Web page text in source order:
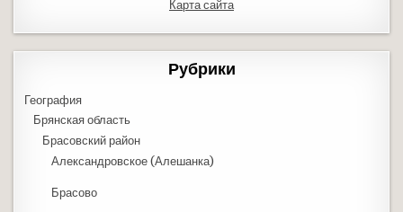
Карта сайта
Рубрики
География
Брянская область
Брасовский район
Александровское (Алешанка)
Брасово